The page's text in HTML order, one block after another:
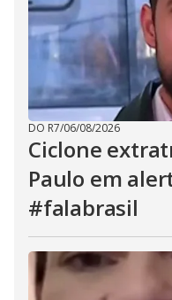
DO R7/06/08/2026
Ciclone
Paulo em
#falabrasil